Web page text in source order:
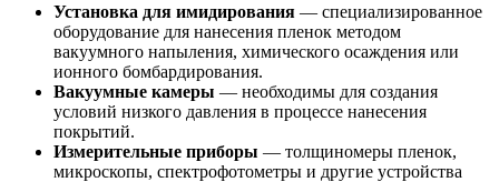
Установка для имидирования — специализированное
оборудование для нанесения пленок методом
вакуумного напыления, химического осаждения или
ионного бомбардирования.
Вакуумные камеры — необходимы для создания
условий низкого давления в процессе нанесения
покрытий.
Измерительные приборы — толщиномеры пленок,
микроскопы, спектрофотометры и другие устройства